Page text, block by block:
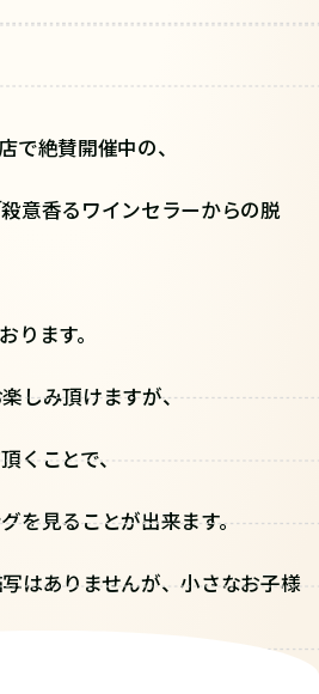
で絶賛開催中の、
意香るワインセラーからの脱
ります。
しみ頂けますが、
くことで、
を見ることが出来ます。
はありませんが、小さなお子様
。